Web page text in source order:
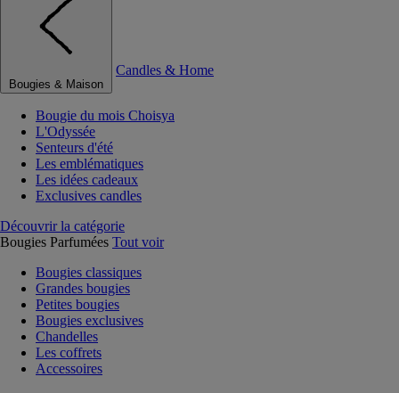
Bougies & Maison
Candles & Home
Bougie du mois Choisya
L'Odyssée
Senteurs d'été
Les emblématiques
Les idées cadeaux
Exclusives candles
Découvrir la catégorie
Bougies Parfumées Tout voir
Bougies classiques
Grandes bougies
Petites bougies
Bougies exclusives
Chandelles
Les coffrets
Accessoires